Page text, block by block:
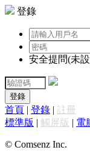
登錄
安全提問(未
登錄
首頁 | 登錄 | 註冊
標準版 | 觸屏版 | 電
© Comsenz Inc.